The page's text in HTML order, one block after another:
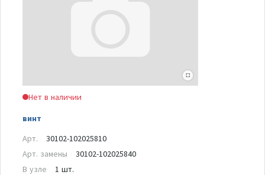
Нет в наличии
винт
Арт.
30102-102025810
Арт. замены
30102-102025840
В узле
1 шт.